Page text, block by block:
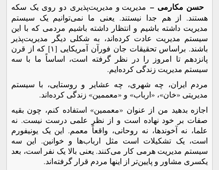
حسن مکارمی – مدیریت و مدیریت‌پذیری دو روی یک سکه
هستند. از هم جدا نیستند. یعنی ما نمی‌توانیم یک سیستم
مدیریت داشته باشیم و انتظار داشته باشیم مردمی که با این
سیستم مدیریت عادت کرده‌اند، به شکلی دیگر مدیریت‌پذیر
باشند. براساس تحقیقات جان فورآن آمریکایی [۱] که از قرن
پانزدهم تا امروز را در نظر گرفته است، اساساً ما با سه
سیستم مدیریت زندگی کرده‌ایم.
مردم ایران، چه شهری، چه عشایر و روستایی، با سیستم
مدیریتی «خان»، «ارباب» و «معممین» زندگی کرده‌اند.
اجازه بدهید من از عنوان «معممین» استفاده کنم، چون بقیه
صفات بر خود نهاده است و از نظر علمی درست نیست. نه
علما، نه آخوندها، نه روحانی، واقعاً معمم. این یک یونیفورم
است، یک تشکیلات است مثل ارباب‌ها و خوانین. این سه
سیستم مدیریت هرمی کار می‌کنند. یعنی بالا یک نفر است، بعد
یکسری مشاور و پایین‌تر از اینها مردم قرار گرفته‌اند.